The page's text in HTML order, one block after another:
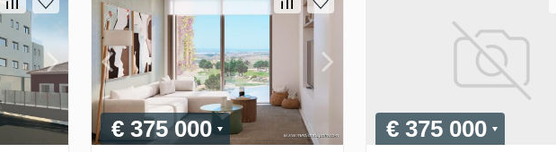
€ 375 000 € 375 000